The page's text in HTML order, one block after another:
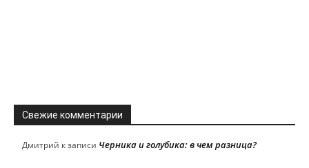
Свежие комментарии
Дмитрий к записи Черника и голубика: в чем разница?